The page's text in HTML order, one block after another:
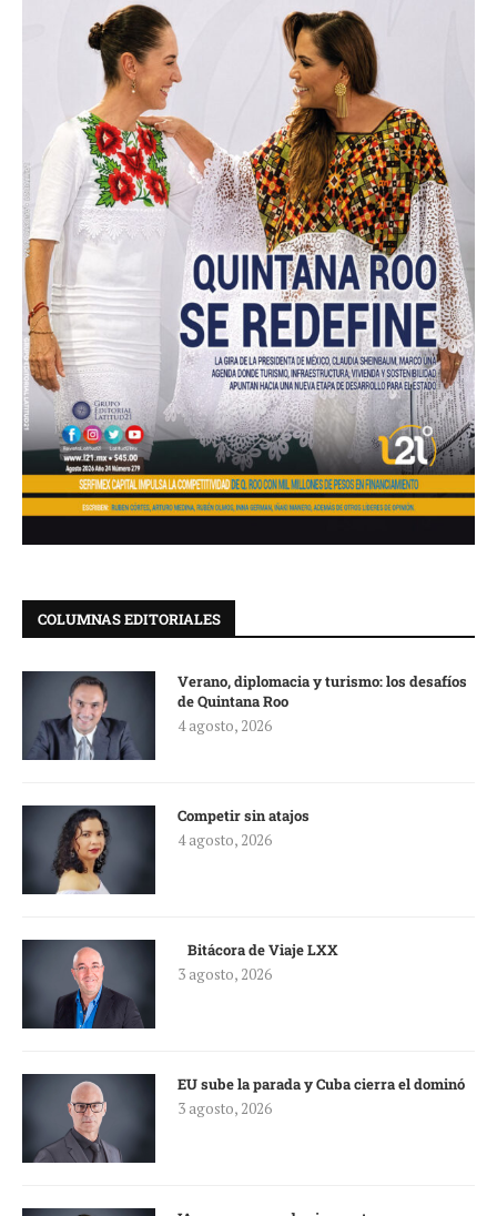
COLUMNAS EDITORIALES
Verano, diplomacia y turismo: los desafíos
de Quintana Roo
4 agosto, 2026
Competir sin atajos
4 agosto, 2026
Bitácora de Viaje LXX
3 agosto, 2026
EU sube la parada y Cuba cierra el dominó
3 agosto, 2026